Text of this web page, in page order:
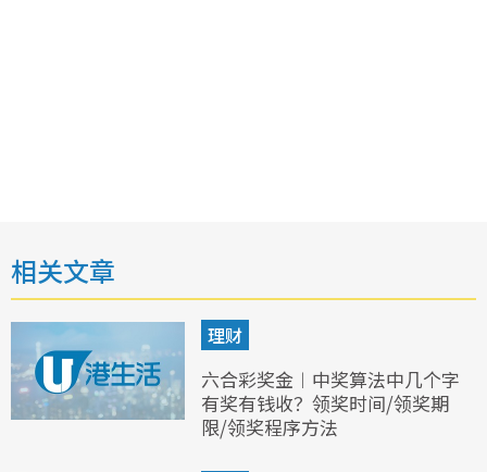
相关文章
理财
六合彩奖金︱中奖算法中几个字
有奖有钱收？领奖时间/领奖期
限/领奖程序方法